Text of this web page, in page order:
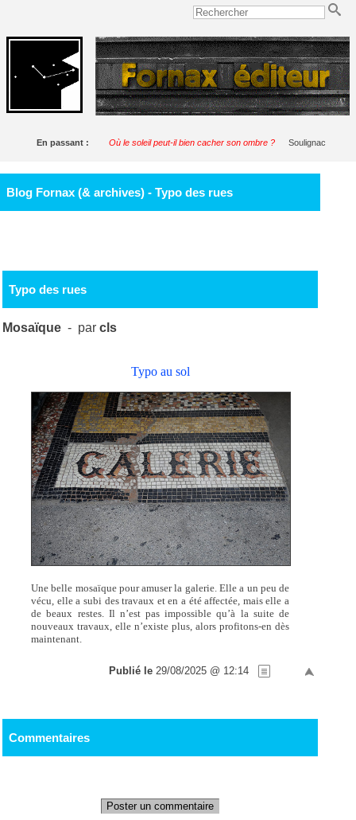
En passant : Où le soleil peut-il bien cacher son ombre ? Soulignac
Blog Fornax (& archives) - Typo des rues
Typo des rues
Mosaïque - parcls
Typo au sol
Une belle mosaïque pour amuser la galerie. Elle a un peu de
vécu, elle a subi des travaux et en a été affectée, mais elle a
de beaux restes. Il n’est pas impossible qu’à la suite de
nouveaux travaux, elle n’existe plus, alors profitons-en dès
maintenant.
Publié le 29/08/2025 @ 12:14
Commentaires
Poster un commentaire